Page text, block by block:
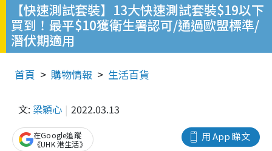
【快速測試套裝】13大快速測試套裝$19以下
買到！最平$10獲衛生署認可/通過歐盟標準/
潛伏期適用
首頁 購物情報 生活百貨
文: 梁穎心 2022.03.13
用 App 睇文
在Google追蹤
《UHK 港生活》